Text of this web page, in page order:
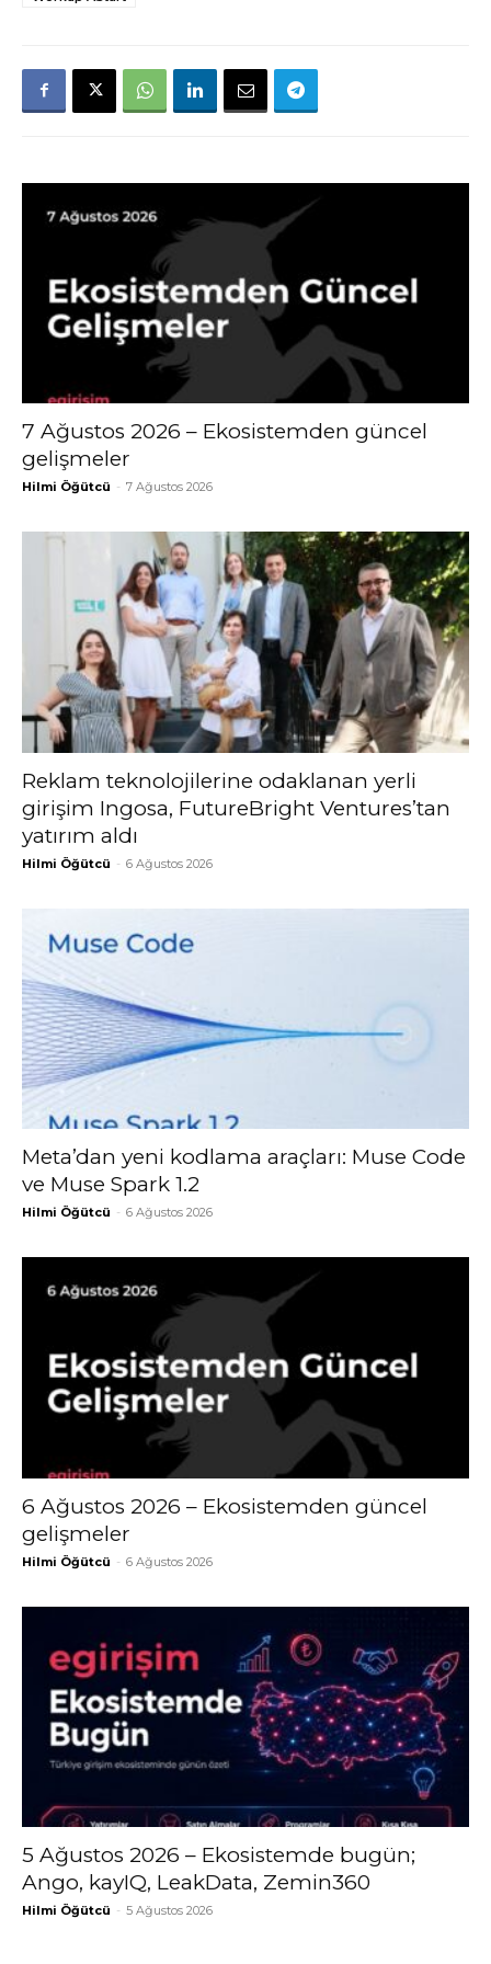
7 Ağustos 2026 – Ekosistemden güncel
gelişmeler
Hilmi Öğütcü - 7 Ağustos 2026
Reklam teknolojilerine odaklanan yerli
girişim Ingosa, FutureBright Ventures’tan
yatırım aldı
Hilmi Öğütcü - 6 Ağustos 2026
Meta’dan yeni kodlama araçları: Muse Code
ve Muse Spark 1.2
Hilmi Öğütcü - 6 Ağustos 2026
6 Ağustos 2026 – Ekosistemden güncel
gelişmeler
Hilmi Öğütcü - 6 Ağustos 2026
5 Ağustos 2026 – Ekosistemde bugün;
Ango, kayIQ, LeakData, Zemin360
Hilmi Öğütcü - 5 Ağustos 2026